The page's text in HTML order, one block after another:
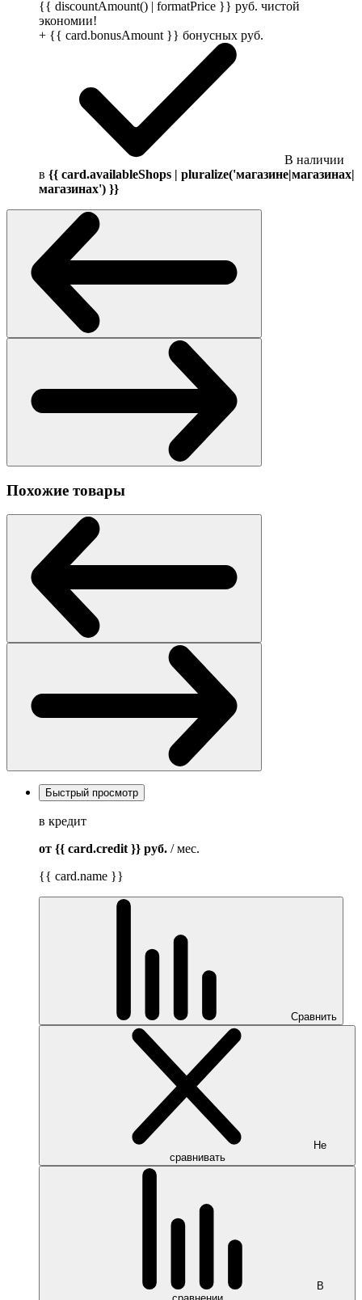
{{ discountAmount() | formatPrice }} руб. чистой
экономии!
+ {{ card.bonusAmount }} бонусных руб.
В наличии
в {{ card.availableShops | pluralize('магазине|магазинах|
магазинах') }}
Похожие товары
Быстрый просмотр
в кредит
от {{ card.credit }} руб. / мес.
{{ card.name }}
Сравнить
Не
сравнивать
В